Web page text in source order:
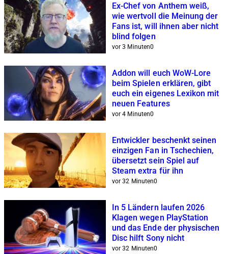
Ex-Chef von Anthem weiß,
wie wertvoll die Meinung der
Fans ist, will ihnen aber nicht
blind folgen
vor 3 Minuten0
Addon will euch WoW-Lore
beim Spielen erklären, gibt
euch ein eigenes Lexikon mit
neuen Features
vor 4 Minuten0
Entwickler beschenkt seinen
einzigen Fan in Tschechien,
übersetzt sein Spiel auf
Steam extra für ihn
vor 32 Minuten0
In 5 Ländern laufen 2026
Klagen wegen PlayStation
und das Ende der physischen
Disc hilft Sony nicht
vor 32 Minuten0